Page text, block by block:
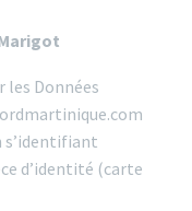
les Données
s’identifiant
d’identité (carte